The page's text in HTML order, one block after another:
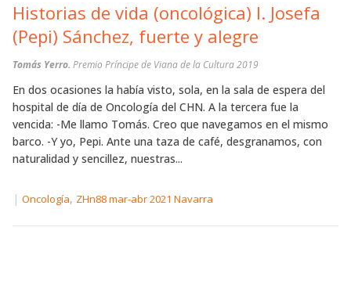
Historias de vida (oncológica) I. Josefa
(Pepi) Sánchez, fuerte y alegre
Tomás Yerro. Premio Príncipe de Viana de la Cultura 2019
En dos ocasiones la había visto, sola, en la sala de espera del
hospital de día de Oncología del CHN. A la tercera fue la
vencida: -Me llamo Tomás. Creo que navegamos en el mismo
barco. -Y yo, Pepi. Ante una taza de café, desgranamos, con
naturalidad y sencillez, nuestras...
| Oncología, ZHn88 mar-abr 2021 Navarra